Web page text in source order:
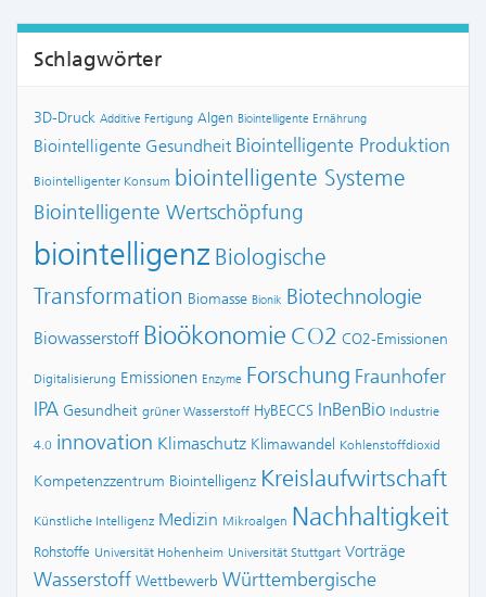
Schlagwörter
3D-Druck Additive Fertigung Algen Biointelligente Ernährung
Biointelligente Gesundheit Biointelligente Produktion
Biointelligenter Konsum biointelligente Systeme
Biointelligente Wertschöpfung
biointelligenz Biologische
Transformation Biomasse Bionik Biotechnologie
Biowasserstoff Bioökonomie CO2 CO2-Emissionen
Digitalisierung Emissionen Enzyme Forschung Fraunhofer
IPA Gesundheit grüner Wasserstoff HyBECCS InBenBio Industrie
4.0 innovation Klimaschutz Klimawandel Kohlenstoffdioxid
Kompetenzzentrum Biointelligenz Kreislaufwirtschaft
Künstliche Intelligenz Medizin Mikroalgen Nachhaltigkeit
Rohstoffe Universität Hohenheim Universität Stuttgart Vorträge
Wasserstoff Wettbewerb Württembergische